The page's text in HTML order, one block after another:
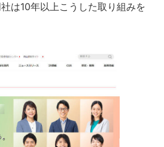
は10年以上こうした取り組みを